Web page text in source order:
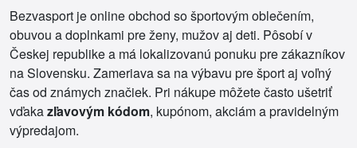
Bezvasport je online obchod so športovým oblečením,
obuvou a doplnkami pre ženy, mužov aj deti. Pôsobí v
Českej republike a má lokalizovanú ponuku pre zákazníkov
na Slovensku. Zameriava sa na výbavu pre šport aj voľný
čas od známych značiek. Pri nákupe môžete často ušetriť
vďakazľavovým kódom, kupónom, akciám a pravidelným
výpredajom.